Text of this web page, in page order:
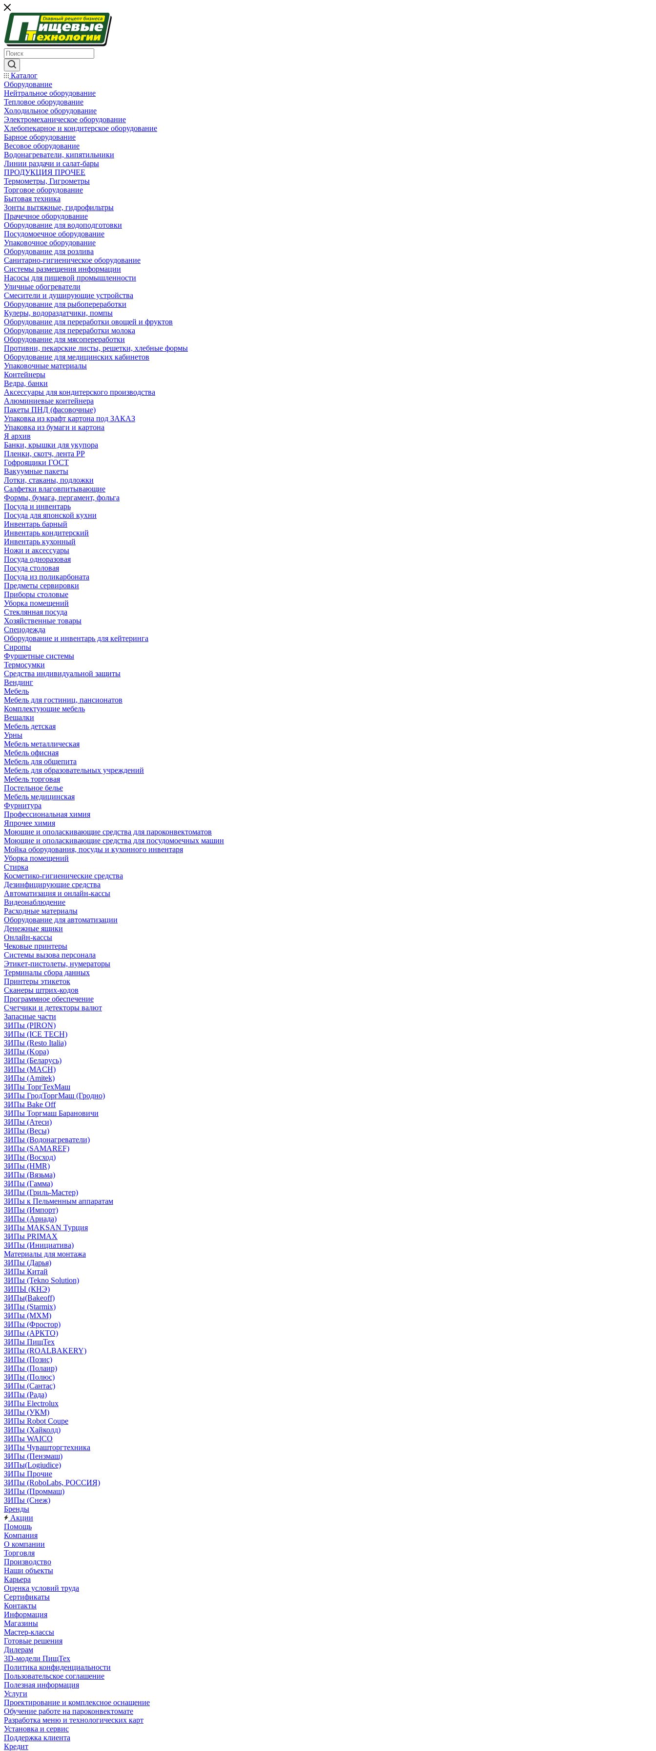
Каталог
Оборудование
Нейтральное оборудование
Тепловое оборудование
Холодильное оборудование
Электромеханическое оборудование
Хлебопекарное и кондитерское оборудование
Барное оборудование
Весовое оборудование
Водонагреватели, кипятильники
Линии раздачи и салат-бары
ПРОДУКЦИЯ ПРОЧЕЕ
Термометры, Гигрометры
Торговое оборудование
Бытовая техника
Зонты вытяжные, гидрофильтры
Прачечное оборудование
Оборудование для водоподготовки
Посудомоечное оборудование
Упаковочное оборудование
Оборудование для розлива
Санитарно-гигиеническое оборудование
Системы размещения информации
Насосы для пищевой промышленности
Уличные обогреватели
Смесители и душирующие устройства
Оборудование для рыбопереработки
Кулеры, водораздатчики, помпы
Оборудование для переработки овощей и фруктов
Оборудование для переработки молока
Оборудование для мясопереработки
Противни, пекарские листы, решетки, хлебные формы
Оборудование для медицинских кабинетов
Упаковочные материалы
Контейнеры
Ведра, банки
Аксессуары для кондитерского производства
Алюминиевые контейнера
Пакеты ПНД (фасовочные)
Упаковка из крафт картона под ЗАКАЗ
Упаковка из бумаги и картона
Я архив
Банки, крышки для укупора
Пленки, скотч, лента РР
Гофроящики ГОСТ
Вакуумные пакеты
Лотки, стаканы, подложки
Салфетки влаговпитывающие
Формы, бумага, пергамент, фольга
Посуда и инвентарь
Посуда для японской кухни
Инвентарь барный
Инвентарь кондитерский
Инвентарь кухонный
Ножи и аксессуары
Посуда одноразовая
Посуда столовая
Посуда из поликарбоната
Предметы сервировки
Приборы столовые
Уборка помещений
Стеклянная посуда
Хозяйственные товары
Спецодежда
Оборудование и инвентарь для кейтеринга
Сиропы
Фуршетные системы
Термосумки
Средства индивидуальной защиты
Вендинг
Мебель
Мебель для гостиниц, пансионатов
Комплектующие мебель
Вешалки
Мебель детская
Урны
Мебель металлическая
Мебель офисная
Мебель для общепита
Мебель для образовательных учреждений
Мебель торговая
Постельное белье
Мебель медицинская
Фурнитура
Профессиональная химия
Япрочее химия
Моющие и ополаскивающие средства для пароконвектоматов
Моющие и ополаскивающие средства для посудомоечных машин
Мойка оборудования, посуды и кухонного инвентаря
Уборка помещений
Стирка
Косметико-гигиенические средства
Дезинфицирующие средства
Автоматизация и онлайн-кассы
Видеонаблюдение
Расходные материалы
Оборудование для автоматизации
Денежные ящики
Онлайн-кассы
Чековые принтеры
Системы вызова персонала
Этикет-пистолеты, нумераторы
Терминалы сбора данных
Принтеры этикеток
Сканеры штрих-кодов
Программное обеспечение
Счетчики и детекторы валют
Запасные части
ЗИПы (PIRON)
ЗИПы (ICE TECH)
ЗИПы (Resto Italia)
ЗИПы (Kopa)
ЗИПы (Беларусь)
ЗИПы (MACH)
ЗИПы (Amitek)
ЗИПы ТоргТехМаш
ЗИПы ГродТоргМаш (Гродно)
ЗИПы Bake Off
ЗИПы Торгмаш Барановичи
ЗИПы (Атеси)
ЗИПы (Весы)
ЗИПы (Водонагреватели)
ЗИПы (SAMAREF)
ЗИПы (Восход)
ЗИПы (HMR)
ЗИПы (Вязьма)
ЗИПы (Гамма)
ЗИПы (Гриль-Мастер)
ЗИПы к Пельменным аппаратам
ЗИПы (Импорт)
ЗИПы (Ариада)
ЗИПы MAKSAN Турция
ЗИПы PRIMAX
ЗИПы (Инициатива)
Материалы для монтажа
ЗИПы (Дарья)
ЗИПы Китай
ЗИПы (Tekno Solution)
ЗИПЫ (КНЭ)
ЗИПы(Bakeoff)
ЗИПы (Starmix)
ЗИПы (МХМ)
ЗИПы (Фростор)
ЗИПы (АРКТО)
ЗИПы ПищТех
ЗИПы (ROALBAKERY)
ЗИПы (Позис)
ЗИПы (Полаир)
ЗИПы (Полюс)
ЗИПы (Сантас)
ЗИПы (Рада)
ЗИПы Electrolux
ЗИПы (УКМ)
ЗИПы Robot Coupe
ЗИПы (Хайколд)
ЗИПы WAICO
ЗИПы Чувашторгтехника
ЗИПы (Пензмаш)
ЗИПы(Logiudice)
ЗИПы Прочие
ЗИПы (RoboLabs, РОССИЯ)
ЗИПы (Проммаш)
ЗИПы (Снеж)
Бренды
Акции
Помощь
Компания
О компании
Торговля
Производство
Наши объекты
Карьера
Оценка условий труда
Сертификаты
Контакты
Информация
Магазины
Мастер-классы
Готовые решения
Дилерам
3D-модели ПищТех
Политика конфиденциальности
Пользовательское соглашение
Полезная информация
Услуги
Проектирование и комплексное оснащение
Обучение работе на пароконвектомате
Разработка меню и технологических карт
Установка и сервис
Поддержка клиента
Кредит